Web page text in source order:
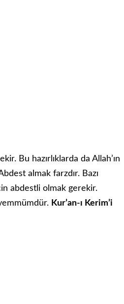
Bu hazırlıklarda da Allah’ın
almak farzdır. Bazı
abdestli olmak gerekir.
Kur’an-ı Kerim’i